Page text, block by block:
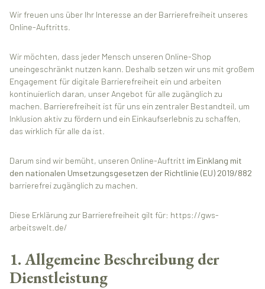
Wir freuen uns über Ihr Interesse an der Barrierefreiheit unseres
Online-Auftritts.
Wir möchten, dass jeder Mensch unseren Online-Shop
uneingeschränkt nutzen kann. Deshalb setzen wir uns mit großem
Engagement für digitale Barrierefreiheit ein und arbeiten
kontinuierlich daran, unser Angebot für alle zugänglich zu
machen. Barrierefreiheit ist für uns ein zentraler Bestandteil, um
Inklusion aktiv zu fördern und ein Einkaufserlebnis zu schaffen,
das wirklich für alle da ist.
Darum sind wir bemüht, unseren Online-Auftritt im Einklang mit
den nationalen Umsetzungsgesetzen der Richtlinie (EU) 2019/882
barrierefrei zugänglich zu machen.
Diese Erklärung zur Barrierefreiheit gilt für: https://gws-
arbeitswelt.de/
1. Allgemeine Beschreibung der
Dienstleistung